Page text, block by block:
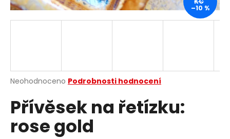
Průměrné
produktu
je
Neohodnoceno Podrobnosti hodnocení
Přívěsek na řetízku:
rose gold
–10 %
a
j
?
HLEDAT